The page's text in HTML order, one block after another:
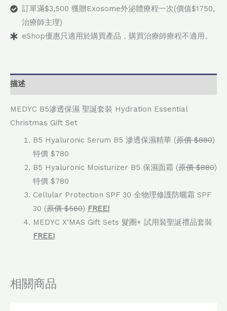
訂單滿$3,500 獲贈Exosome外泌體療程一次(價值$1750,
治療師主理)
eShop優惠只適用於購買產品，購買治療師療程不適用。
描述
MEDYC B5滲透保濕 聖誕套裝 Hydration Essential
Christmas Gift Set
B5 Hyaluronic Serum B5 滲透保濕精華 (原價 $880)
特價 $780
B5 Hyaluronic Moisturizer B5 保濕面霜 (原價 $880)
特價 $780
Cellular Protection SPF 30 全物理修護防曬霜 SPF
30 (原價 $560) FREE!
MEDYC X‘MAS Gift Sets 髮圈+ 試用裝聖誕禮品套裝
FREE!
相關商品